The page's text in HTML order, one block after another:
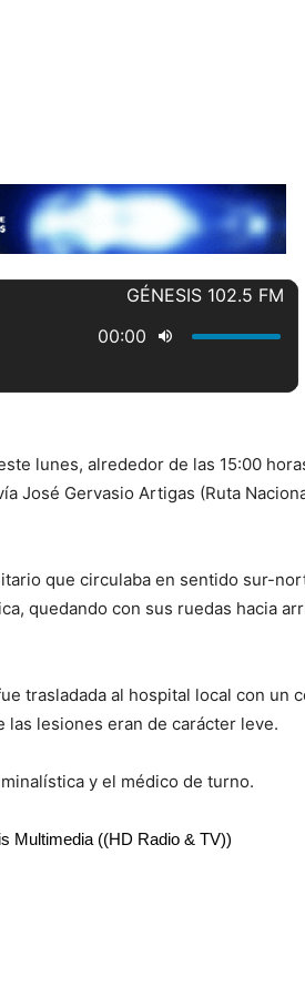
lunes, alrededor de las 15:00
José Gervasio Artigas (Ruta
que circulaba en sentido sur-
quedando con sus ruedas hacia
trasladada al hospital local con un
las lesiones eran de carácter leve.
y el médico de turno.
Multimedia ((HD Radio & TV))